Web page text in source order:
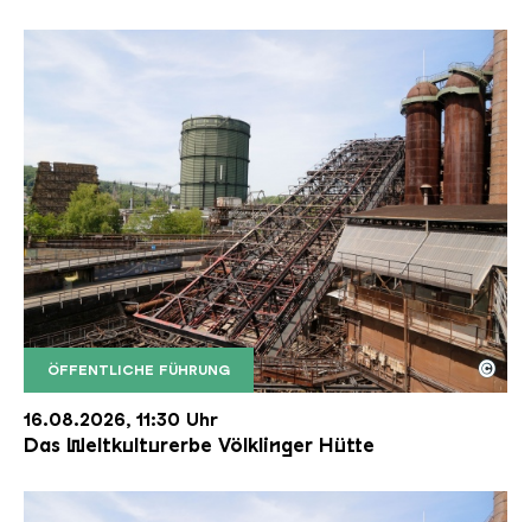
ÖFFENTLICHE FÜHRUNG
Der Erzschrägaufzug der Völklinger Hütte mit
Copyright: Weltkulturerbe Völklinger Hütte | Karl
©
16.08.2026, 11:30 Uhr
Das Weltkulturerbe Völklinger Hütte